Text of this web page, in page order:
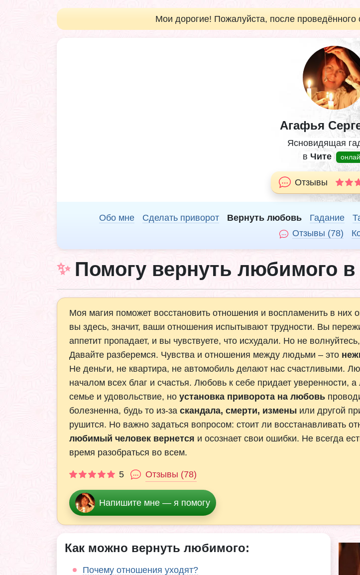
Мои дорогие! Пожалуйста, после проведённого
Агафья
Ясновидящая
в Чите
Отзывы
Обо мне Сделать приворот Вернуть любовь Гадание
Отзывы (78)
Помогу вернуть любимого в
Моя магия поможет восстановить отношения и воспламенить в
вы здесь, значит, ваши отношения испытывают трудности. Вы
аппетит пропадает, и вы чувствуете, что исхудали. Но не
Давайте разберемся. Чувства и отношения между людьми – это
Не деньги, не квартира, не автомобиль делают нас счастливыми.
началом всех благ и счастья. Любовь к себе придает уверенности,
семье и удовольствие, но установка приворота на любовь
болезненна, будь то из-за скандала, смерти, измены или другой
рушится. Но важно задаться вопросом: стоит ли восстанавливать
любимый человек вернется и осознает свои ошибки. Не всегда
время разобраться во всем.
5 Отзывы (78)
Напишите мне — я помогу
Как можно вернуть любимого:
Почему отношения уходят?